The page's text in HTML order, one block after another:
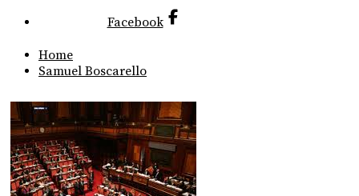
Facebook
Home
Samuel Boscarello